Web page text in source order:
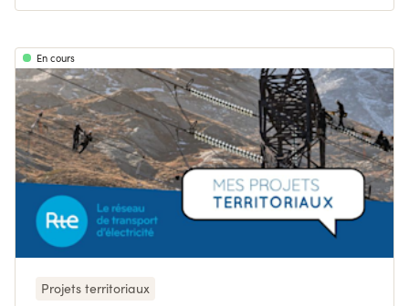
En cours
Projets territoriaux